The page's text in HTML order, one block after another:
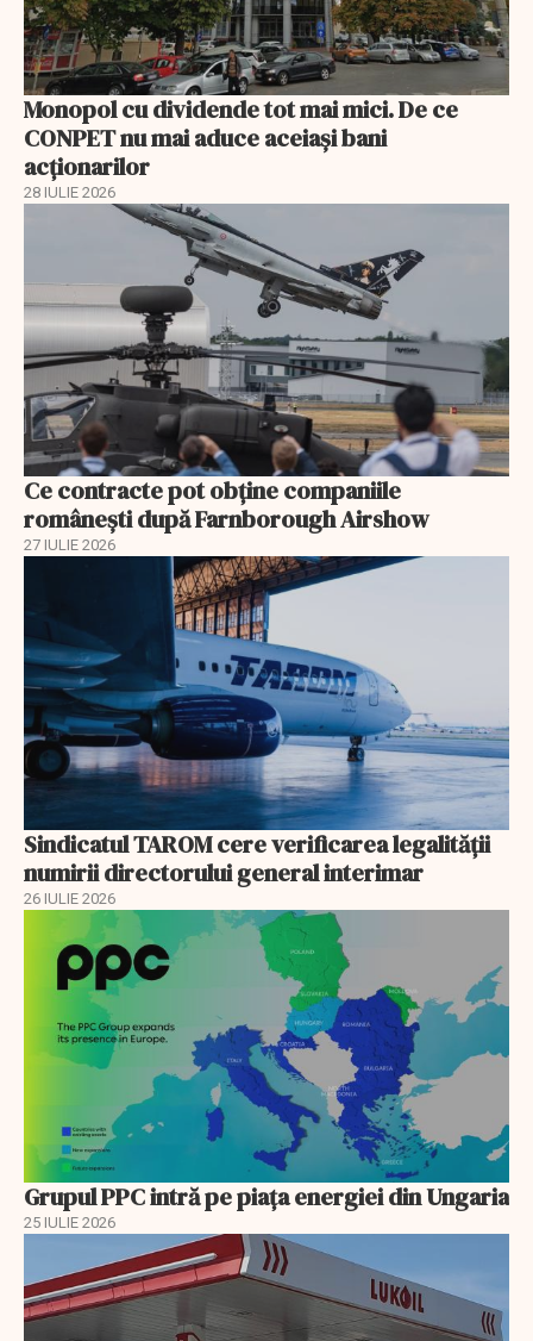
Monopol cu dividende tot mai mici. De ce
CONPET nu mai aduce aceiași bani
acționarilor
28 IULIE 2026
Ce contracte pot obține companiile
românești după Farnborough Airshow
27 IULIE 2026
Sindicatul TAROM cere verificarea legalității
numirii directorului general interimar
26 IULIE 2026
Grupul PPC intră pe piața energiei din Ungaria
25 IULIE 2026